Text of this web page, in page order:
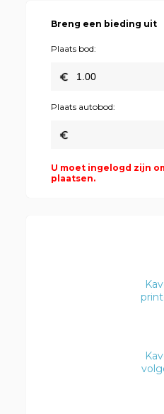
Breng een bieding uit
Plaats bod:
Plaats autobod:
U moet ingelogd zijn
plaatsen.